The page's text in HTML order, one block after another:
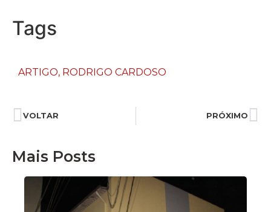
Tags
ARTIGO, RODRIGO CARDOSO
VOLTAR PRÓXIMO
Mais Posts